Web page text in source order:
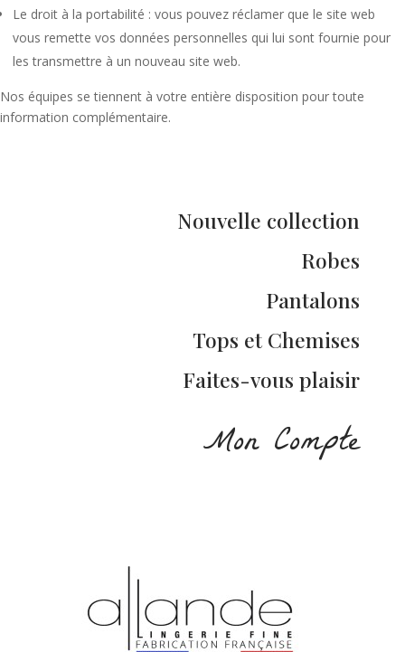
Le droit à la portabilité : vous pouvez réclamer que le site web
vous remette vos données personnelles qui lui sont fournie pour
les transmettre à un nouveau site web.
Nos équipes se tiennent à votre entière disposition pour toute
information complémentaire.
Nouvelle collection
Robes
Pantalons
Tops et Chemises
Faites-vous plaisir
Mon Compte